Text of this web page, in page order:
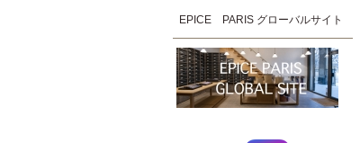
EPICE PARIS グローバルサイト